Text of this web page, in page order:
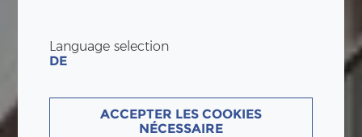
Language selection
DE
ACCEPTER LES COOKIES
NÉCESSAIRE